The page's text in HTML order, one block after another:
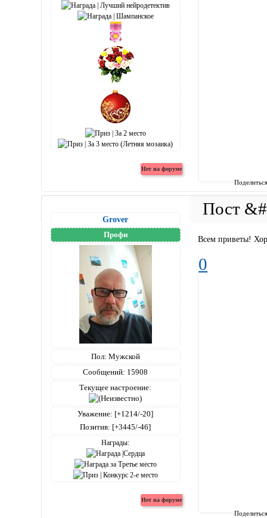
Grover
Профи
Пол: Мужской
Сообщений: 15908
Текущее настроение:
Уважение: [+1214/-20]
Позитив: [+3445/-46]
Награды:
Всем приветы!
0